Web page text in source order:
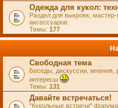
Одежда для кукол:
Раздел для выкроек,
аксессуаров
Темы: 177
Свободная тема
Беседы, дискуссии, мнения,
интересы
Темы: 131
Давайте встречаться!
"Кукольные встречи"